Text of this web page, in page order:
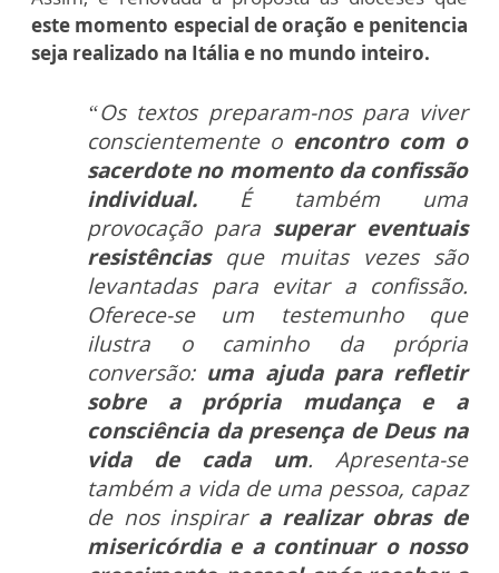
este momento especial de oração e penitencia
seja realizado na Itália e no mundo inteiro.
“Os textos preparam-nos para viver
conscientemente o encontro com o
sacerdote no momento da confissão
individual. É também uma
provocação para superar eventuais
resistênciasque muitas vezes são
levantadas para evitar a confissão.
Oferece-se um testemunho que
ilustra o caminho da própria
conversão: uma ajuda para refletir
sobre a própria mudança e a
consciência da presença de Deus na
vida de cada um. Apresenta-se
também a vida de uma pessoa, capaz
de nos inspirar a realizar obras de
misericórdia e a continuar o nosso